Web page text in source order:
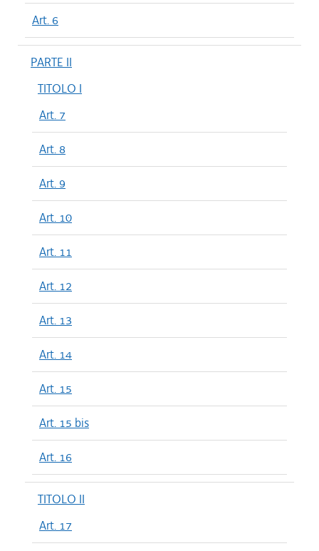
Art. 6
PARTE II
TITOLO I
Art. 7
Art. 8
Art. 9
Art. 10
Art. 11
Art. 12
Art. 13
Art. 14
Art. 15
Art. 15 bis
Art. 16
TITOLO II
Art. 17